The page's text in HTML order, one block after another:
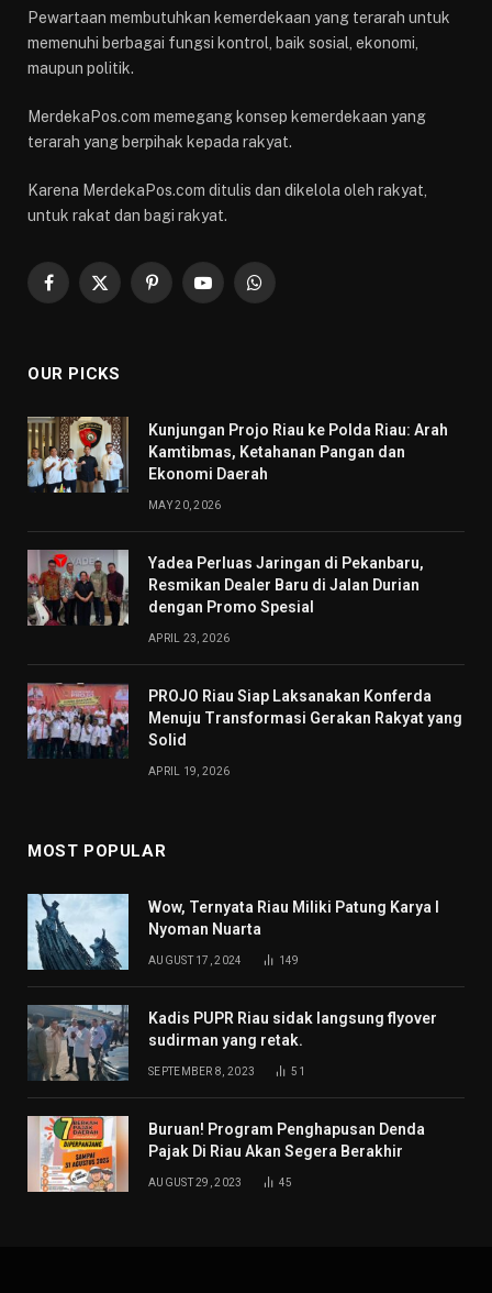
Pewartaan membutuhkan kemerdekaan yang terarah untuk
memenuhi berbagai fungsi kontrol, baik sosial, ekonomi,
maupun politik.
MerdekaPos.com memegang konsep kemerdekaan yang
terarah yang berpihak kepada rakyat.
Karena MerdekaPos.com ditulis dan dikelola oleh rakyat,
untuk rakat dan bagi rakyat.
Facebook
X
PinterestYouTubeWhatsApp
OUR PICKS
Kunjungan Projo Riau ke Polda Riau: Arah
Kamtibmas, Ketahanan Pangan dan
Ekonomi Daerah
MAY 20, 2026
Yadea Perluas Jaringan di Pekanbaru,
Resmikan Dealer Baru di Jalan Durian
dengan Promo Spesial
APRIL 23, 2026
PROJO Riau Siap Laksanakan Konferda
Menuju Transformasi Gerakan Rakyat yang
Solid
APRIL 19, 2026
MOST POPULAR
Wow, Ternyata Riau Miliki Patung Karya I
Nyoman Nuarta
AUGUST 17, 2024 149
Kadis PUPR Riau sidak langsung flyover
sudirman yang retak.
SEPTEMBER 8, 2023 51
Buruan! Program Penghapusan Denda
Pajak Di Riau Akan Segera Berakhir
AUGUST 29, 2023 45